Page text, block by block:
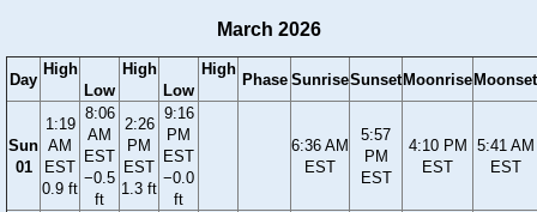
March 2026
Day
High
Low
High
Low
High
Phase SunriseSunset Moonrise Moonset
Sun
01
1:19
AM
EST
0.9 ft
8:06
AM
EST
−0.5
ft
2:26
PM
EST
1.3 ft
9:16
PM
EST
−0.0
ft
6:36 AM
EST
5:57
PM
EST
4:10 PM
EST
5:41 AM
EST